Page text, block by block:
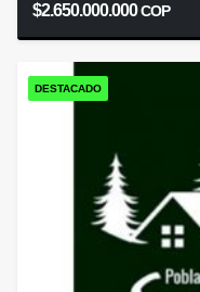
$2.650.000.000COP
DESTACADO